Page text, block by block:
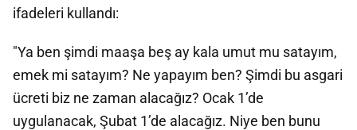
ifadeleri kullandı:
"Ya ben şimdi maaşa beş ay kala umut mu satayım,
emek mi satayım? Ne yapayım ben? Şimdi bu asgari
ücreti biz ne zaman alacağız? Ocak 1’de
uygulanacak, Şubat 1’de alacağız. Niye ben bunu